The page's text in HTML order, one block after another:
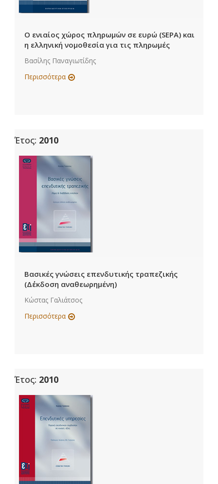
Ο ενιαίος χώρος πληρωμών σε ευρώ (SEPA) και
η ελληνική νομοθεσία για τις πληρωμές
Βασίλης Παναγιωτίδης
Περισσότερα
Έτος: 2010
Βασικές γνώσεις επενδυτικής τραπεζικής
(Δ΄έκδοση αναθεωρημένη)
Κώστας Γαλιάτσος
Περισσότερα
Έτος: 2010